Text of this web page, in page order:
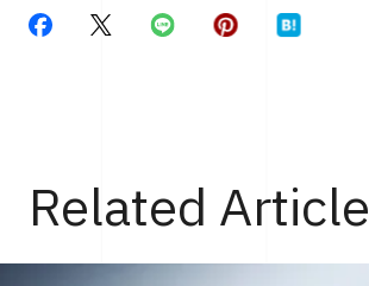
Related Article